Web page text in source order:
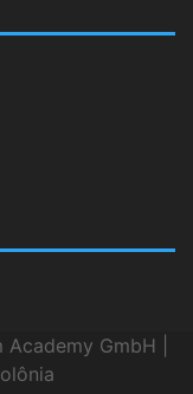
GmbH |